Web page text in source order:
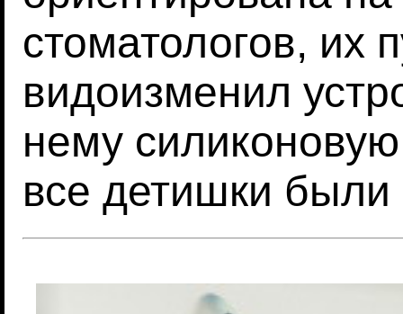
стоматологов, их
видоизменил
нему
все детишки